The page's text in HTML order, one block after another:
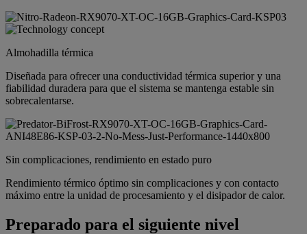
Almohadilla térmica
Diseñada para ofrecer una conductividad térmica superior y una
fiabilidad duradera para que el sistema se mantenga estable sin
sobrecalentarse.
Sin complicaciones, rendimiento en estado puro
Rendimiento térmico óptimo sin complicaciones y con contacto
máximo entre la unidad de procesamiento y el disipador de calor.
Preparado para el siguiente nivel